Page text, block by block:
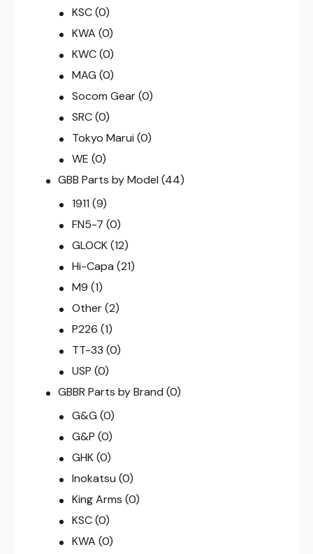
KSC (0)
KWA (0)
KWC (0)
MAG (0)
Socom Gear (0)
SRC (0)
Tokyo Marui (0)
WE (0)
GBB Parts by Model (44)
1911 (9)
FN5-7 (0)
GLOCK (12)
Hi-Capa (21)
M9 (1)
Other (2)
P226 (1)
TT-33 (0)
USP (0)
GBBR Parts by Brand (0)
G&G (0)
G&P (0)
GHK (0)
Inokatsu (0)
King Arms (0)
KSC (0)
KWA (0)